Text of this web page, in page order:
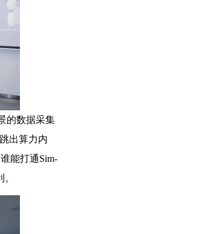
的数据采集
出算力内
能打通Sim-